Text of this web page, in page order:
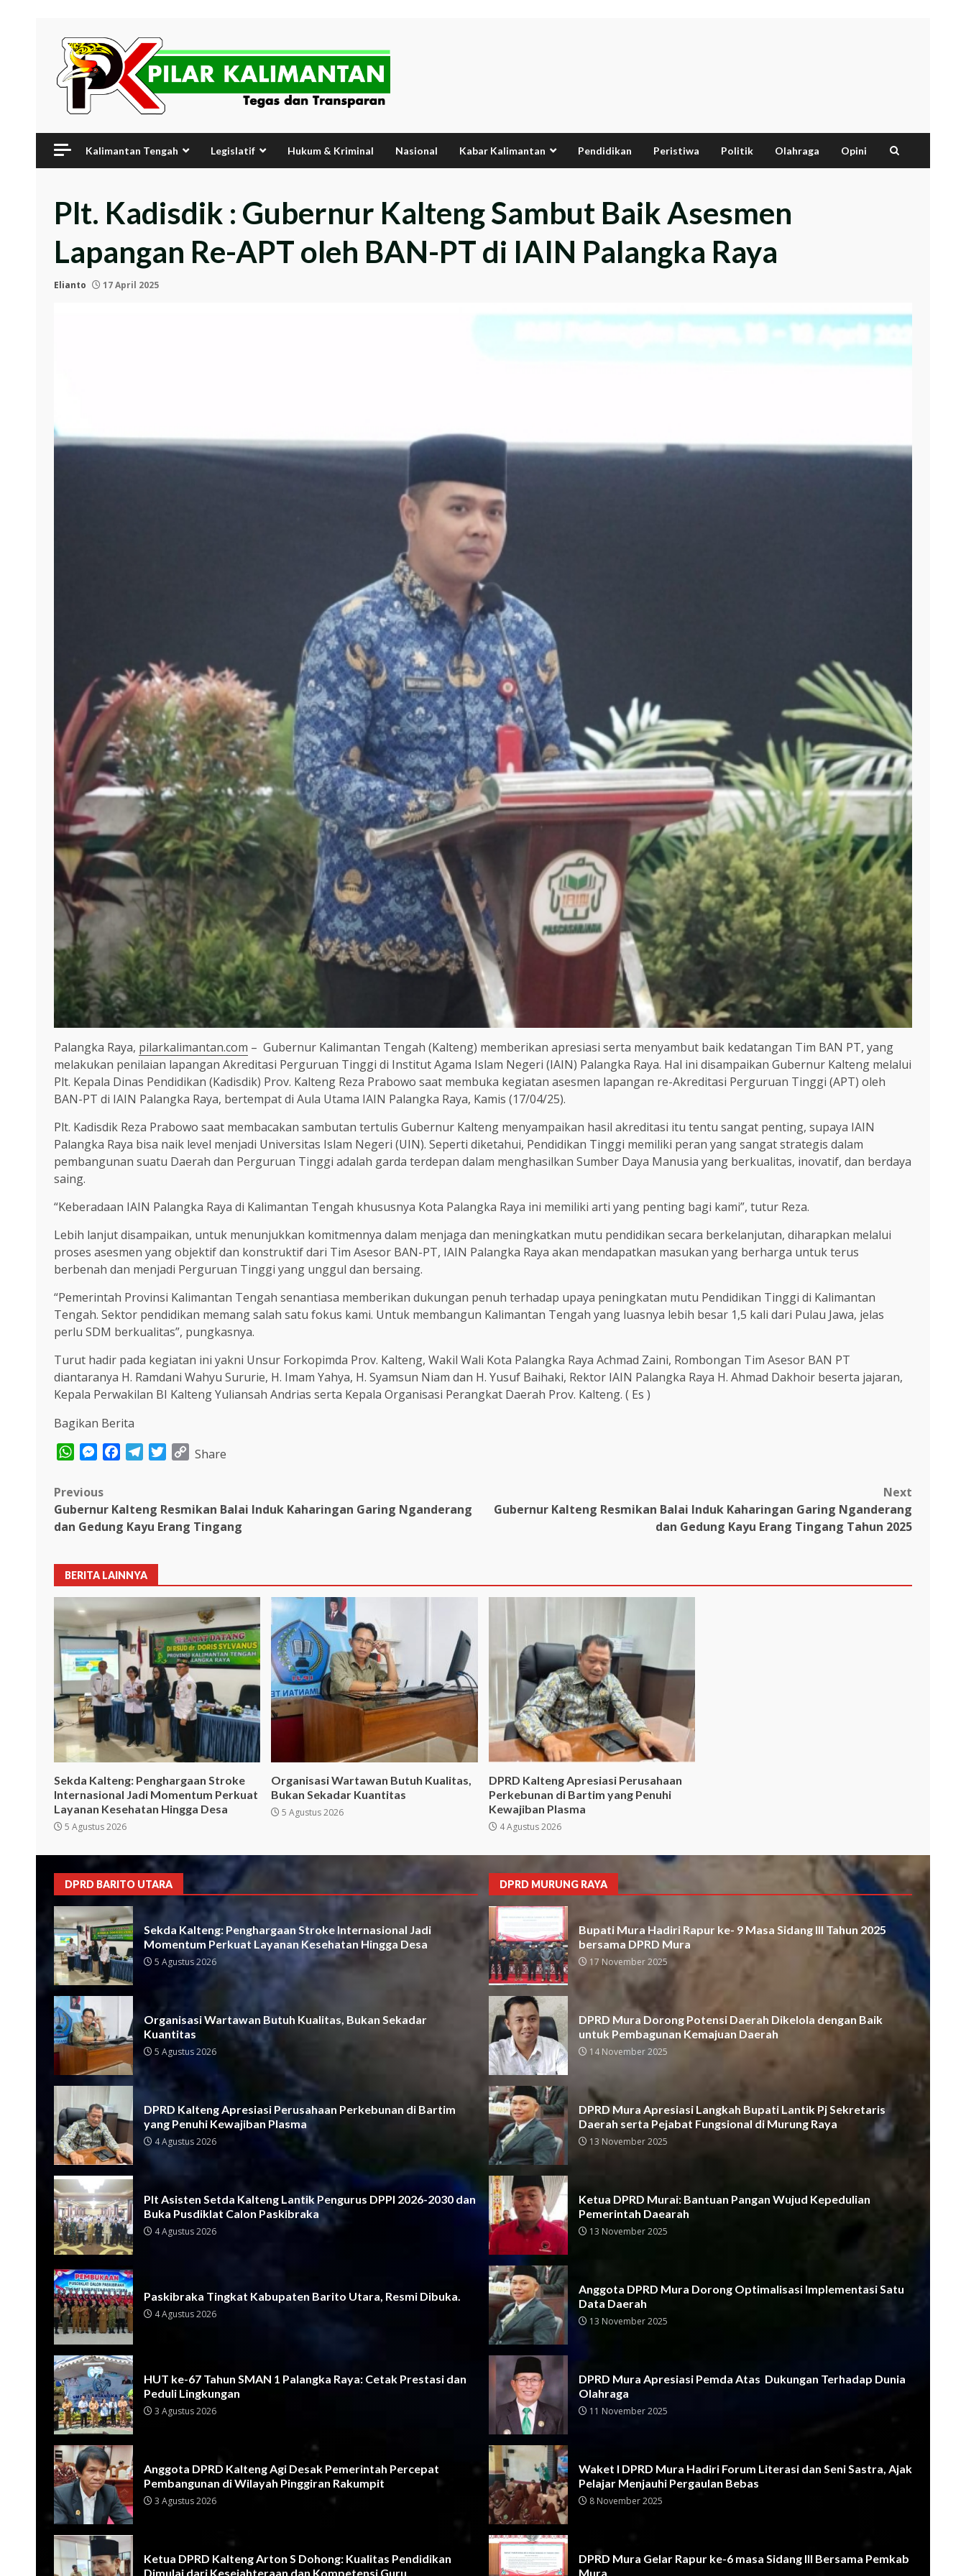
content
Kalimantan Tengah Legislatif Hukum & Kriminal Nasional Kabar Kalimantan Pendidikan Peristiwa Politik Olahraga Opini
Plt. Kadisdik : Gubernur Kalteng Sambut Baik Asesmen
Lapangan Re-APT oleh BAN-PT di IAIN Palangka Raya
Elianto 17 April 2025
Palangka Raya, pilarkalimantan.com – Gubernur Kalimantan Tengah (Kalteng) memberikan apresiasi serta menyambut baik kedatangan Tim BAN PT, yang
melakukan penilaian lapangan Akreditasi Perguruan Tinggi di Institut Agama Islam Negeri (IAIN) Palangka Raya. Hal ini disampaikan Gubernur Kalteng melalui
Plt. Kepala Dinas Pendidikan (Kadisdik) Prov. Kalteng Reza Prabowo saat membuka kegiatan asesmen lapangan re-Akreditasi Perguruan Tinggi (APT) oleh
BAN-PT di IAIN Palangka Raya, bertempat di Aula Utama IAIN Palangka Raya, Kamis (17/04/25).
Plt. Kadisdik Reza Prabowo saat membacakan sambutan tertulis Gubernur Kalteng menyampaikan hasil akreditasi itu tentu sangat penting, supaya IAIN
Palangka Raya bisa naik level menjadi Universitas Islam Negeri (UIN). Seperti diketahui, Pendidikan Tinggi memiliki peran yang sangat strategis dalam
pembangunan suatu Daerah dan Perguruan Tinggi adalah garda terdepan dalam menghasilkan Sumber Daya Manusia yang berkualitas, inovatif, dan berdaya
saing.
“Keberadaan IAIN Palangka Raya di Kalimantan Tengah khususnya Kota Palangka Raya ini memiliki arti yang penting bagi kami”, tutur Reza.
Lebih lanjut disampaikan, untuk menunjukkan komitmennya dalam menjaga dan meningkatkan mutu pendidikan secara berkelanjutan, diharapkan melalui
proses asesmen yang objektif dan konstruktif dari Tim Asesor BAN-PT, IAIN Palangka Raya akan mendapatkan masukan yang berharga untuk terus
berbenah dan menjadi Perguruan Tinggi yang unggul dan bersaing.
“Pemerintah Provinsi Kalimantan Tengah senantiasa memberikan dukungan penuh terhadap upaya peningkatan mutu Pendidikan Tinggi di Kalimantan
Tengah. Sektor pendidikan memang salah satu fokus kami. Untuk membangun Kalimantan Tengah yang luasnya lebih besar 1,5 kali dari Pulau Jawa, jelas
perlu SDM berkualitas”, pungkasnya.
Turut hadir pada kegiatan ini yakni Unsur Forkopimda Prov. Kalteng, Wakil Wali Kota Palangka Raya Achmad Zaini, Rombongan Tim Asesor BAN PT
diantaranya H. Ramdani Wahyu Sururie, H. Imam Yahya, H. Syamsun Niam dan H. Yusuf Baihaki, Rektor IAIN Palangka Raya H. Ahmad Dakhoir beserta jajaran,
Kepala Perwakilan BI Kalteng Yuliansah Andrias serta Kepala Organisasi Perangkat Daerah Prov. Kalteng. ( Es )
Bagikan Berita
WhatsAppMessenger
FacebookTelegram
TwitterCopy
Share
Post
navigation
Previous
Gubernur Kalteng Resmikan Balai Induk Kaharingan Garing Nganderang
dan Gedung Kayu Erang Tingang
Next
Gubernur Kalteng Resmikan Balai Induk Kaharingan Garing Nganderang
dan Gedung Kayu Erang Tingang Tahun 2025
BERITA LAINNYA
Sekda Kalteng: Penghargaan Stroke
Internasional Jadi Momentum Perkuat
Layanan Kesehatan Hingga Desa
5 Agustus 2026
Organisasi Wartawan Butuh Kualitas,
Bukan Sekadar Kuantitas
5 Agustus 2026
DPRD Kalteng Apresiasi Perusahaan
Perkebunan di Bartim yang Penuhi
Kewajiban Plasma
4 Agustus 2026
DPRD BARITO UTARA
Sekda Kalteng: Penghargaan Stroke Internasional Jadi
Momentum Perkuat Layanan Kesehatan Hingga Desa
5 Agustus 2026
Organisasi Wartawan Butuh Kualitas, Bukan Sekadar
Kuantitas
5 Agustus 2026
DPRD Kalteng Apresiasi Perusahaan Perkebunan di Bartim
yang Penuhi Kewajiban Plasma
4 Agustus 2026
Plt Asisten Setda Kalteng Lantik Pengurus DPPI 2026-2030 dan
Buka Pusdiklat Calon Paskibraka
4 Agustus 2026
Paskibraka Tingkat Kabupaten Barito Utara, Resmi Dibuka.
4 Agustus 2026
HUT ke-67 Tahun SMAN 1 Palangka Raya: Cetak Prestasi dan
Peduli Lingkungan
3 Agustus 2026
Anggota DPRD Kalteng Agi Desak Pemerintah Percepat
Pembangunan di Wilayah Pinggiran Rakumpit
3 Agustus 2026
Ketua DPRD Kalteng Arton S Dohong: Kualitas Pendidikan
Dimulai dari Kesejahteraan dan Kompetensi Guru
DPRD MURUNG RAYA
Bupati Mura Hadiri Rapur ke- 9 Masa Sidang III Tahun 2025
bersama DPRD Mura
17 November 2025
DPRD Mura Dorong Potensi Daerah Dikelola dengan Baik
untuk Pembagunan Kemajuan Daerah
14 November 2025
DPRD Mura Apresiasi Langkah Bupati Lantik Pj Sekretaris
Daerah serta Pejabat Fungsional di Murung Raya
13 November 2025
Ketua DPRD Murai: Bantuan Pangan Wujud Kepedulian
Pemerintah Daearah
13 November 2025
Anggota DPRD Mura Dorong Optimalisasi Implementasi Satu
Data Daerah
13 November 2025
DPRD Mura Apresiasi Pemda Atas Dukungan Terhadap Dunia
Olahraga
11 November 2025
Waket I DPRD Mura Hadiri Forum Literasi dan Seni Sastra, Ajak
Pelajar Menjauhi Pergaulan Bebas
8 November 2025
DPRD Mura Gelar Rapur ke-6 masa Sidang III Bersama Pemkab
Mura